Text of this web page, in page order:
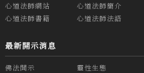
心道法師網站 心道法師簡介
心道法師書籍
心道法師法語
最新開示消息
佛法開示 靈性生態